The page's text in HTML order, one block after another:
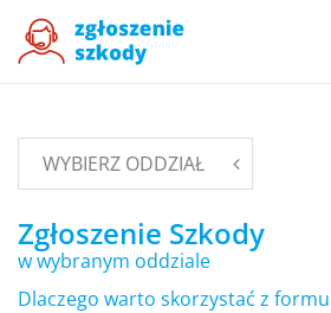
WYBIERZ ODDZIAŁ
Zgłoszenie Szkody
w wybranym oddziale
Dlaczego warto skorzystać z